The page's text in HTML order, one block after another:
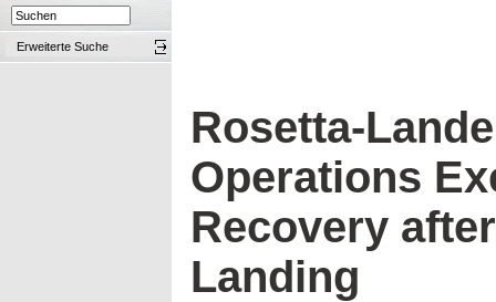
Erweiterte Suche
Rosetta-
Operations
Recovery
Landing